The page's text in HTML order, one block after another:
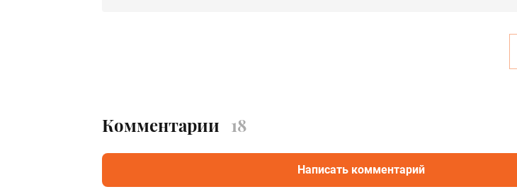
Комментарии 18
Написать комментарий